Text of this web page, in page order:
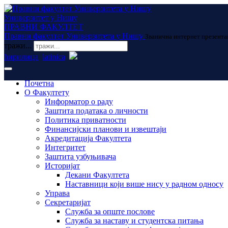
Универзитет у Нишу
ПРАВНИ ФАКУЛТЕТ
Правни факултет Универзитета у Нишу Званична интернет
тражи...
ћирилица latinica
Почетна
О Факултету
Информатор о раду
Заштита података о личности
Политика приватности
Финансијски планови и извештаји
Акредитација Факултета
Интегритет
Заштита узбуњивача
Историјат
Декани Факултета
Наставници који више нису у радном односу
Управа
Секретаријат
Служба за опште послове
Служба за наставу и студентска питања